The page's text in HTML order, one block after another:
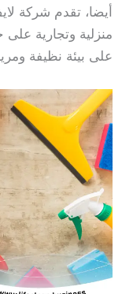
أيضا، تقدم شركة
منزلية وتجارية
على بيئة نظيفة